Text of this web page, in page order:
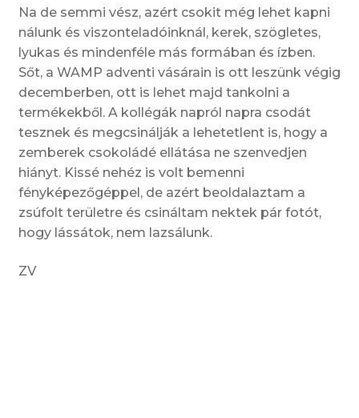
Na de semmi vész, azért csokit még lehet kapni
nálunk és viszonteladóinknál, kerek, szögletes,
lyukas és mindenféle más formában és ízben.
Sőt, a WAMP adventi vásárain is ott leszünk végig
decemberben, ott is lehet majd tankolni a
termékekből. A kollégák napról napra csodát
tesznek és megcsinálják a lehetetlent is, hogy a
zemberek csokoládé ellátása ne szenvedjen
hiányt. Kissé nehéz is volt bemenni
fényképezőgéppel, de azért beoldalaztam a
zsúfolt területre és csináltam nektek pár fotót,
hogy lássátok, nem lazsálunk.
ZV